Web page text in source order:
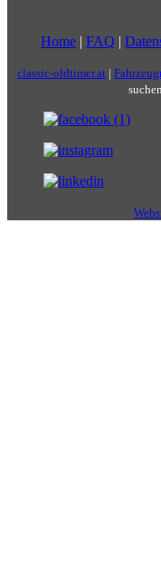
Home | FAQ |
classic-oldtimer.at |